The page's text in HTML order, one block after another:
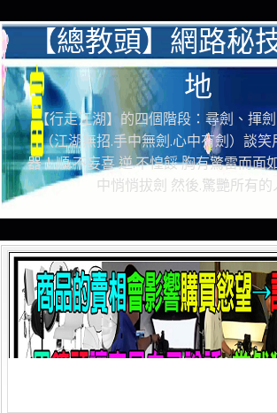
【總教頭】網路秘
地
【行走江湖】的四個階段：尋劍、揮
（江湖無招.手中無劍.心中有劍）談
器！順.不妄喜 逆.不惶餒 胸有驚雷而面
中悄悄拔劍 然後.驚艷所有的